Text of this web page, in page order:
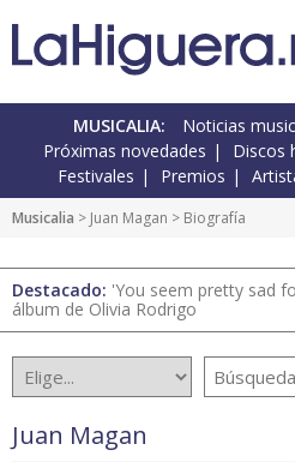
MUSICALIA: Noticias
Próximas novedades
Discos
Festivales
Premios
Musicalia > Juan Magan > Biografía
Destacado: 'You seem pretty sad
álbum de Olivia Rodrigo
Juan Magan